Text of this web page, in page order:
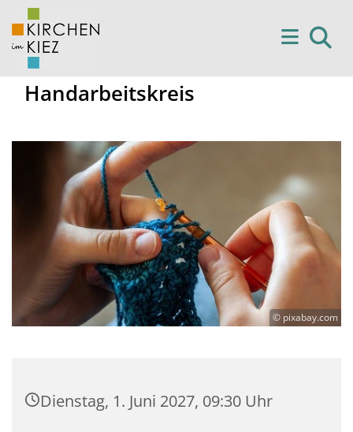
Handarbeitskreis
© pixabay.com
Dienstag, 1. Juni 2027, 09:30 Uhr